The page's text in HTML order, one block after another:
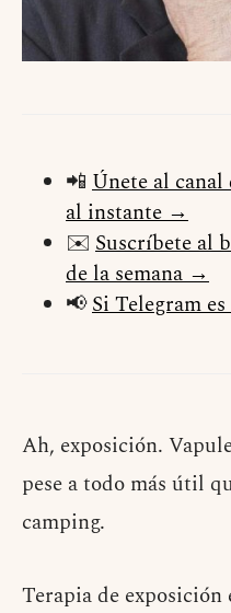
📲 Únete al
al instante →
✉️ Suscríbete al
de la semana →
📢Si Telegram
Ah, exposición.
pese a todo más útil
camping.
Terapia de exposición